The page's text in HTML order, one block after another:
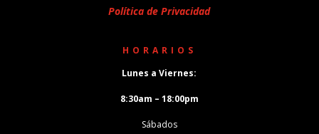
Política de Privacidad
HORARIOS
Lunes a Viernes:
8:30am – 18:00pm
Sábados